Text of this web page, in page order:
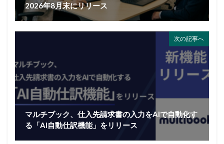
2026年8月末にリリース
次の記事へ
マルチブック、仕入先請求書の入力をAIで自動化す
る「AI自動仕訳機能」をリリース